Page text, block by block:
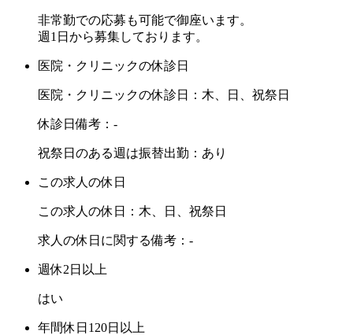
非常勤での応募も可能で御座います。
週1日から募集しております。
医院・クリニックの休診日
医院・クリニックの休診日：木、日、祝祭日
休診日備考：-
祝祭日のある週は振替出勤：あり
この求人の休日
この求人の休日：木、日、祝祭日
求人の休日に関する備考：-
週休2日以上
はい
年間休日120日以上